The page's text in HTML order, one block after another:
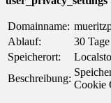
Domainname:
Ablauf:
30 Tage
Speicherort:
Beschreibung:
Cookie